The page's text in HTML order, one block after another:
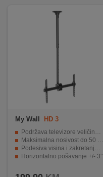
My Wall HD 3
Podržava televizore veličine 37"-70"
Maksimalna nosivost do 50 kg
Podesiva visina i zakretanje do 360°
Horizontalno pošavanje +/- 3°